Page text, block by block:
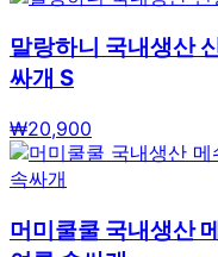
말랑하니 국내생산
싸개 S
₩20,900
머미쿨쿨 국내생산